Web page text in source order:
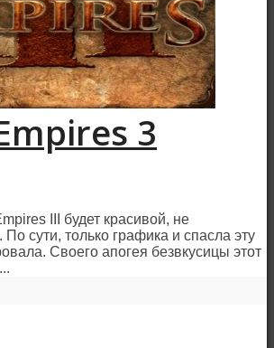
3
III будет красивой, не
сути, только графика и спасла эту
Своего апогея безвкусицы этот